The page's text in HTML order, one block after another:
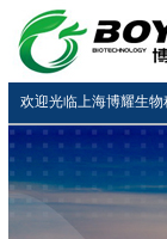
欢迎光临上海博耀生